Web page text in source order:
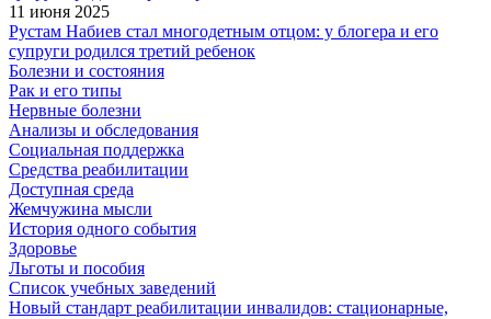
11 июня 2025
Рустам Набиев стал многодетным отцом: у блогера и его
супруги родился третий ребенок
Болезни и состояния
Рак и его типы
Нервные болезни
Анализы и обследования
Социальная поддержка
Средства реабилитации
Доступная среда
Жемчужина мысли
История одного события
Здоровье
Льготы и пособия
Список учебных заведений
Новый стандарт реабилитации инвалидов: стационарные,